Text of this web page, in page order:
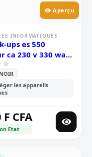
Aperçu
INFORMATIQUES
ups es 550
ca 230 v 330 watt
connecteurs de
les appareils
CFA
Etat